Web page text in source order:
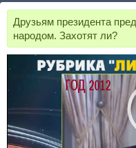
Друзьям президента
народом. Захотят ли?